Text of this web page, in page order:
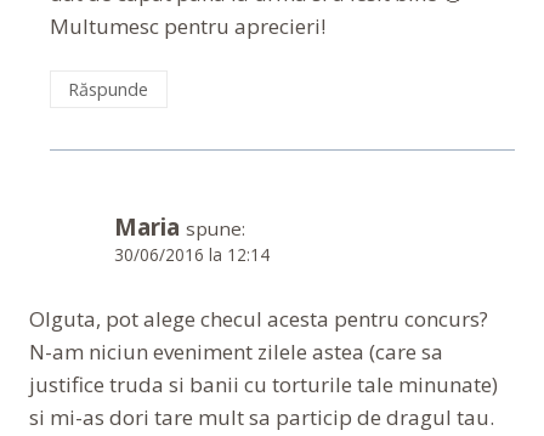
Multumesc pentru aprecieri!
Răspunde
Maria spune:
30/06/2016 la 12:14
Olguta, pot alege checul acesta pentru concurs?
N-am niciun eveniment zilele astea (care sa
justifice truda si banii cu torturile tale minunate)
si mi-as dori tare mult sa particip de dragul tau.